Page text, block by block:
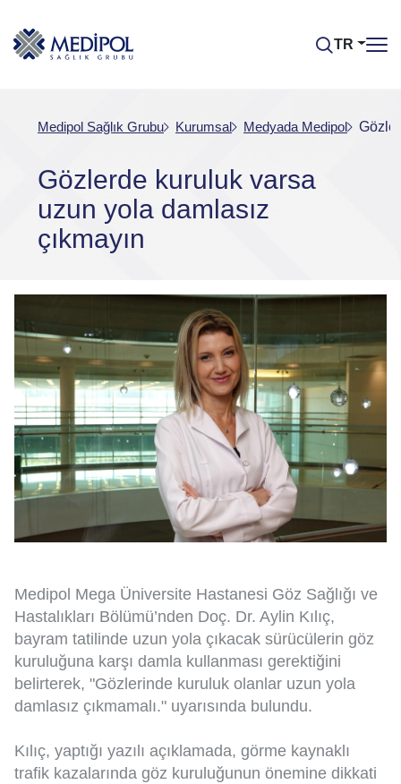
TR
Medipol Sağlık Grubu Kurumsal Medyada Medipol
Gözlerde kuruluk varsa
uzun yola damlasız
çıkmayın
Medipol Mega Üniversite Hastanesi Göz Sağlığı ve
Hastalıkları Bölümü’nden Doç. Dr. Aylin Kılıç,
bayram tatilinde uzun yola çıkacak sürücülerin göz
kuruluğuna karşı damla kullanması gerektiğini
belirterek, "Gözlerinde kuruluk olanlar uzun yola
damlasız çıkmamalı." uyarısında bulundu.
Kılıç, yaptığı yazılı açıklamada, görme kaynaklı
trafik kazalarında göz kuruluğunun önemine dikkati